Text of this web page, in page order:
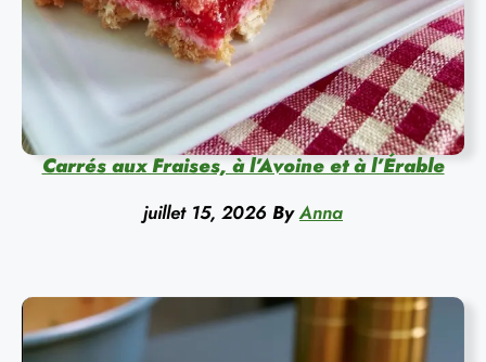
Carrés aux Fraises, à l’Avoine et à l’Érable
juillet 15, 2026 By Anna